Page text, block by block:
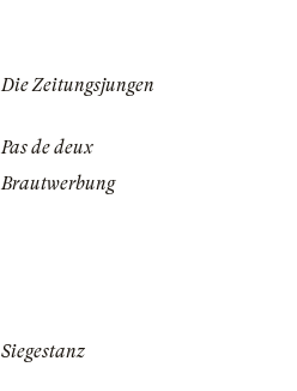
Die Zeitungsjungen
Pas de deux
Brautwerbung
Siegestanz